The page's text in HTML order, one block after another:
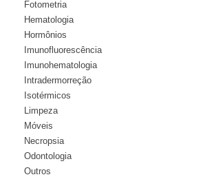
Fotometria
Hematologia
Hormônios
Imunofluorescência
Imunohematologia
Intradermorreção
Isotérmicos
Limpeza
Móveis
Necropsia
Odontologia
Outros